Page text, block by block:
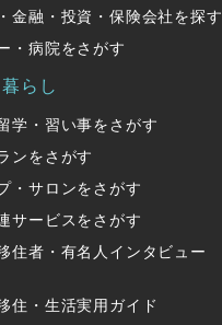
金融・投資・保険会社を探す
・病院をさがす
らし
学・習い事をさがす
ンをさがす
・サロンをさがす
サービスをさがす
住者・有名人インタビュー
住・生活実用ガイド